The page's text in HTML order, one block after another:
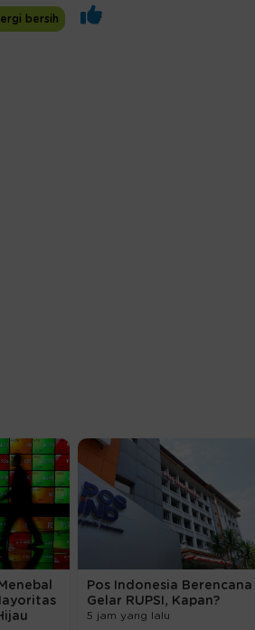
bersih
Pos Indonesia Berencana
Gelar RUPSI, Kapan?
5 jam yang lalu